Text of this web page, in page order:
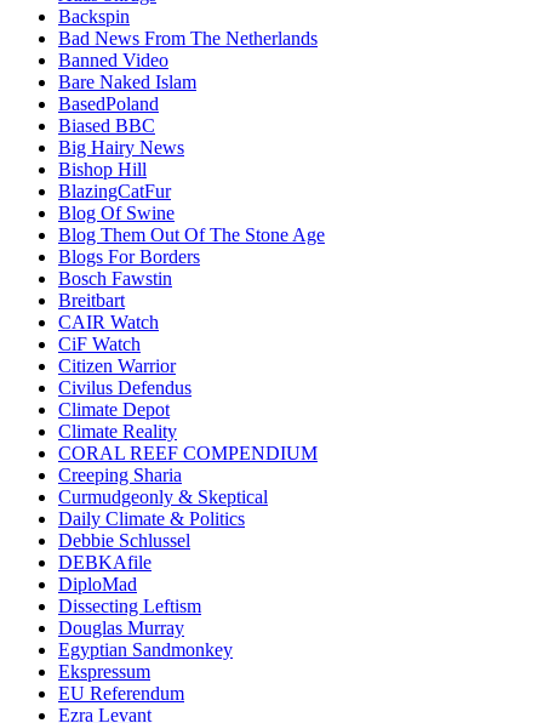
Backspin
Bad News From The Netherlands
Banned Video
Bare Naked Islam
BasedPoland
Biased BBC
Big Hairy News
Bishop Hill
BlazingCatFur
Blog Of Swine
Blog Them Out Of The Stone Age
Blogs For Borders
Bosch Fawstin
Breitbart
CAIR Watch
CiF Watch
Citizen Warrior
Civilus Defendus
Climate Depot
Climate Reality
CORAL REEF COMPENDIUM
Creeping Sharia
Curmudgeonly & Skeptical
Daily Climate & Politics
Debbie Schlussel
DEBKAfile
DiploMad
Dissecting Leftism
Douglas Murray
Egyptian Sandmonkey
Ekspressum
EU Referendum
Ezra Levant